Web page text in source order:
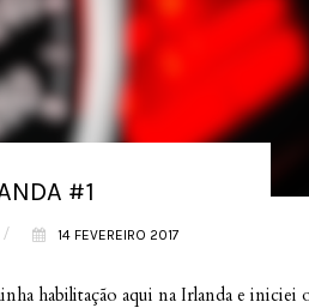
#1
/ 14 FEVEREIRO 2017
habilitação aqui na Irlanda e iniciei